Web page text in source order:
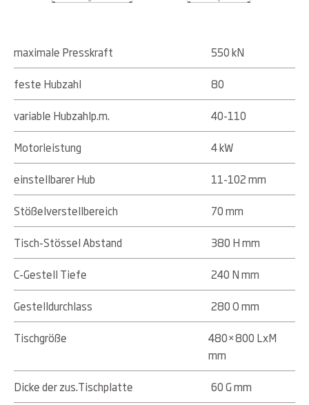
maximale Presskraft
550 kN
feste Hubzahl
80
variable Hubzahlp.m.
40-110
Motorleistung
4 kW
einstellbarer Hub
11-102 mm
Stößelverstellbereich
70 mm
Tisch-Stössel Abstand
380 H mm
C-Gestell Tiefe
240 N mm
Gestelldurchlass
280 O mm
Tischgröße
480×800 LxM
mm
Dicke der zus.Tischplatte
60 G mm